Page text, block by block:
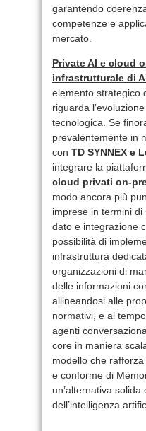
garantendo
competenze e
mercato.
Private AI e cloud
infrastrutturale di
elemento strategico
riguarda
tecnologica. Se
prevalentemente in
con TD SYNNEX e
integrare la
cloud privati on-
modo ancora più
imprese in termini
dato e integrazione
possibilità di
infrastruttura
organizzazioni di
delle informazioni
allineandosi alle
normativi, e al
agenti
core in maniera
modello che
e conforme di
un’alternativa solida
dell’intelligenza